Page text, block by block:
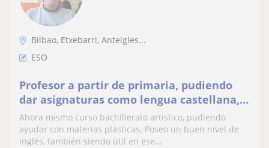
Bilbao, Etxebarri, Anteigles...
ESO
Profesor a partir de primaria, pudiendo
dar asignaturas como lengua castellana,
inglés y dibujo.
Ahora mismo curso bachillerato artístico, pudiendo
ayudar con materias plásticas. Poseo un buen nivel de
inglés, también siendo útil en ese...